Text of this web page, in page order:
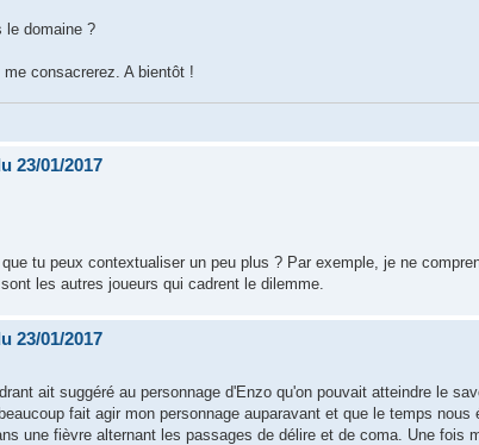
le domaine ?
consacrerez. A bientôt !
23/01/2017
tu peux contextualiser un peu plus ? Par exemple, je ne
les autres joueurs qui cadrent le dilemme.
23/01/2017
ait suggéré au personnage d'Enzo qu'on pouvait atteindre le
fait agir mon personnage auparavant et que le temps nous
une fièvre alternant les passages de délire et de coma. Une fois